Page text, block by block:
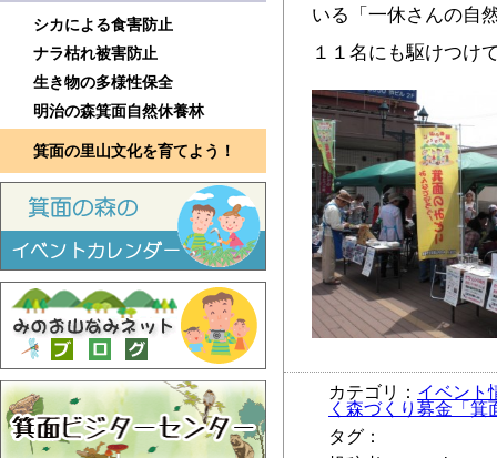
シカによる食害防止
ナラ枯れ被害防止
生き物の多様性保全
明治の森箕面自然休養林
箕面の里山文化を育てよう！
いる「一休さんの自
１１名にも駆けつけ
カテゴリ： イベント
く森づくり募金「
タグ：